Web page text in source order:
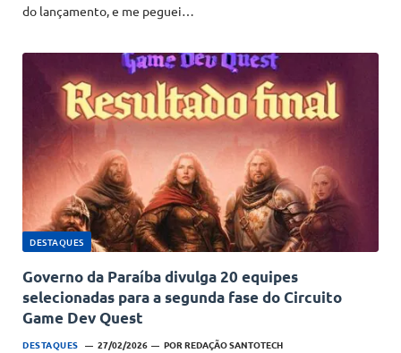
do lançamento, e me peguei…
DESTAQUES
Governo da Paraíba divulga 20 equipes
selecionadas para a segunda fase do Circuito
Game Dev Quest
DESTAQUES 27/02/2026 PORREDAÇÃO SANTOTECH